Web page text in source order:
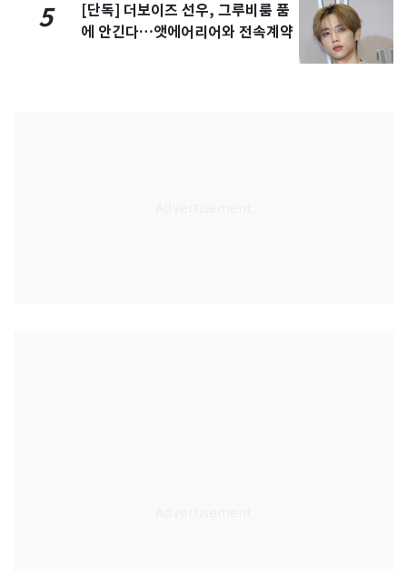
5
[단독] 더보이즈 선우, 그루비룸 품
에 안긴다…앳에어리어와 전속계약